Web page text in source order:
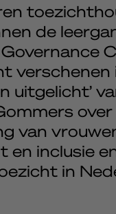
de
uitgelicht’
over
van
en inclusie
in